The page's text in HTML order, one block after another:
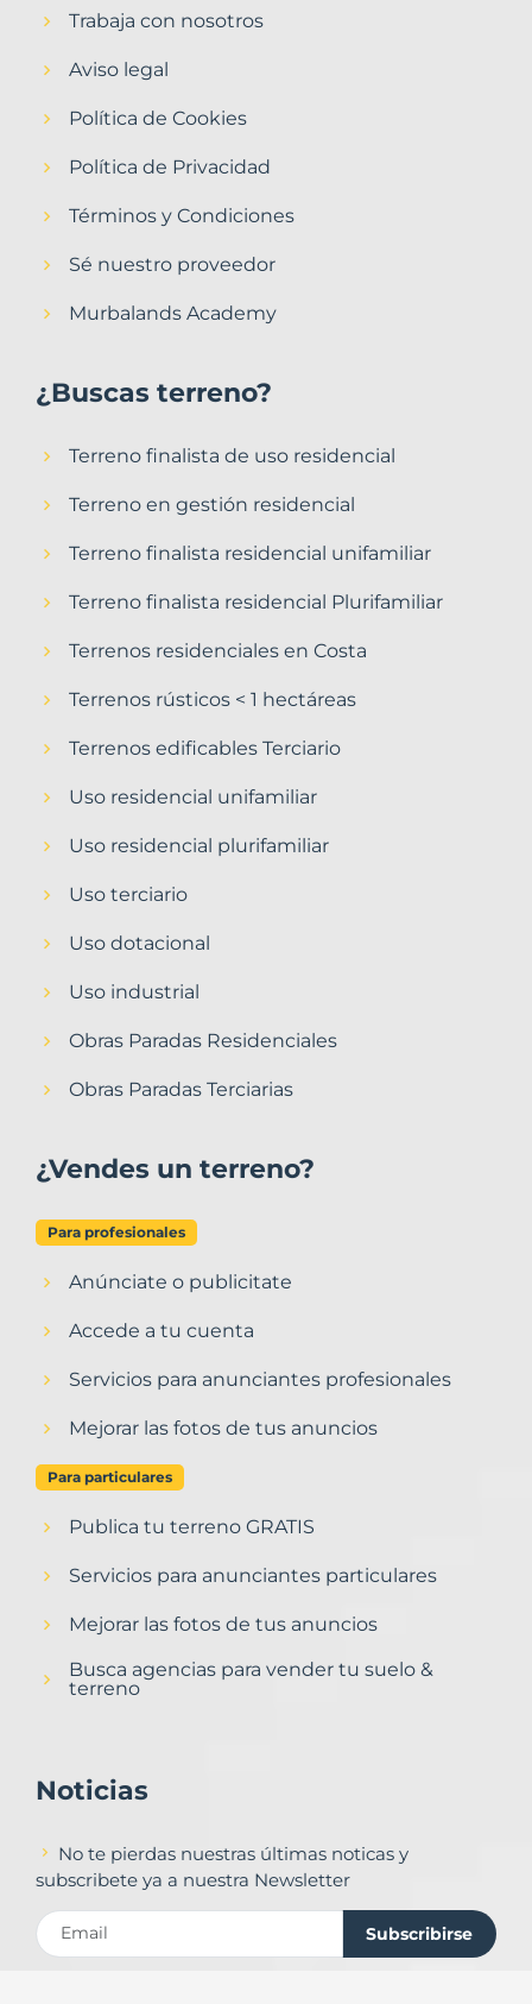
Trabaja con nosotros
Aviso legal
Política de Cookies
Política de Privacidad
Términos y Condiciones
Sé nuestro proveedor
Murbalands Academy
¿Buscas terreno?
Terreno finalista de uso residencial
Terreno en gestión residencial
Terreno finalista residencial unifamiliar
Terreno finalista residencial Plurifamiliar
Terrenos residenciales en Costa
Terrenos rústicos < 1 hectáreas
Terrenos edificables Terciario
Uso residencial unifamiliar
Uso residencial plurifamiliar
Uso terciario
Uso dotacional
Uso industrial
Obras Paradas Residenciales
Obras Paradas Terciarias
¿Vendes un terreno?
Para profesionales
Anúnciate o publicitate
Accede a tu cuenta
Servicios para anunciantes profesionales
Mejorar las fotos de tus anuncios
Para particulares
Publica tu terreno GRATIS
Servicios para anunciantes particulares
Mejorar las fotos de tus anuncios
Busca agencias para vender tu suelo &
terreno
Noticias
No te pierdas nuestras últimas noticas y
subscribete ya a nuestra Newsletter
Subscribirse